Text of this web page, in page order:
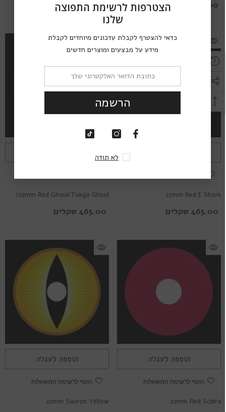
465.00 שקלים 465.00 שקלים
22mm Red E Shork
465.00 שקלים
22mm Red Ghoul(Tokyo Ghoul)
465.00 שקלים
הוספה לעגלה
הוסף לרשימת המשאלות
22mm Red Sclera
הוספה לעגלה
הוסף לרשימת המשאלות
22mm Sauron Yellow
הצטרפות לרשימת התפוצה
שלנו
כדאי להצטרף לקבלת עדכונים מיוחדים לקבלת
מידע על מבצעים ומוצרים חדשים
הרשמה
לא תודה